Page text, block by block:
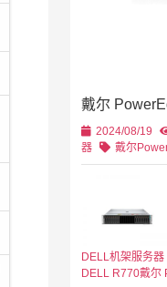
戴尔
2024/08/19
器
戴尔
DELL机架服务器
DELL R770戴尔